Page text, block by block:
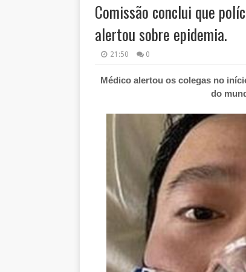
Comissão conclui que
alertou sobre epidemia.
21:50 0
Médico alertou os colegas no
do